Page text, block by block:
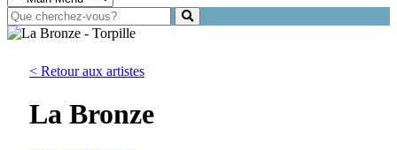
< Retour aux artistes
La Bronze